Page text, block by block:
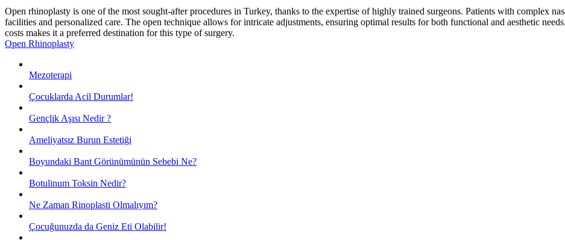
Open rhinoplasty is one of the most sought-after procedures in Turkey, thanks to the expertise of highly trained surgeons. Patients with complex
facilities and personalized care. The open technique allows for intricate adjustments, ensuring optimal results for both functional and aesthetic
costs makes it a preferred destination for this type of surgery.
Open Rhinoplasty
Mezoterapi
Çocuklarda Acil Durumlar!
Gençlik Aşısı Nedir ?
Ameliyatsız Burun Estetiği
Boyundaki Bant Görünümünün Sebebi Ne?
Botulinum Toksin Nedir?
Ne Zaman Rinoplasti Olmalıyım?
Çocuğunuzda da Geniz Eti Olabilir!